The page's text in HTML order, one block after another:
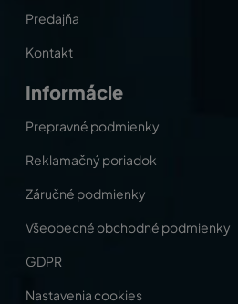
Predajňa
Kontakt
Informácie
Prepravné podmienky
Reklamačný poriadok
Záručné podmienky
Všeobecné obchodné podmienky
GDPR
Nastavenia cookies